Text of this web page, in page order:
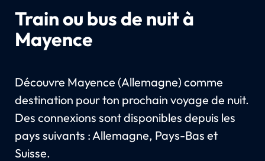
Train ou bus de nuit à
Mayence
Découvre Mayence (Allemagne) comme
destination pour ton prochain voyage de nuit.
Des connexions sont disponibles depuis les
pays suivants : Allemagne, Pays-Bas et
Suisse.